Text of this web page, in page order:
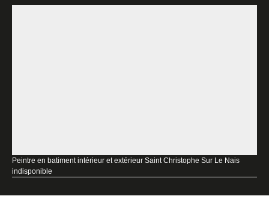
Peintre en batiment intérieur et extérieur Saint Christophe Sur Le Nais
indisponible